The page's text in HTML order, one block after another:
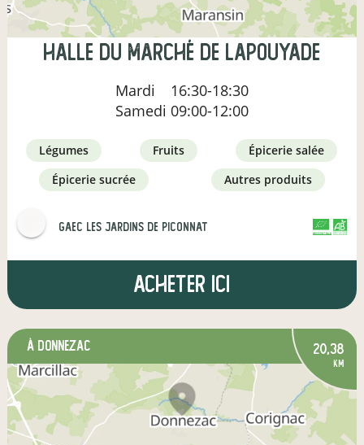
Halle du marché de Lapouyade
Mardi
16:30-18:30
Samedi 09:00-12:00
légumes fruits
épicerie salée
épicerie sucrée
autres produits
GAEC Les Jardins de Piconnat
Acheter ici
à Donnezac 20,38
km